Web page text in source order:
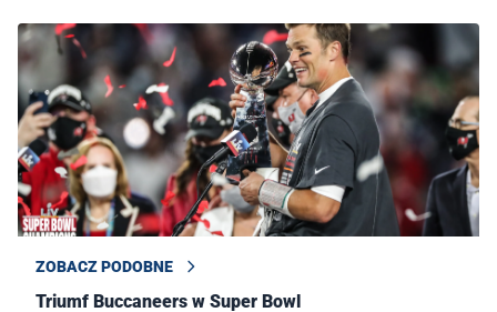
ZOBACZ PODOBNE
Triumf Buccaneers w Super Bowl